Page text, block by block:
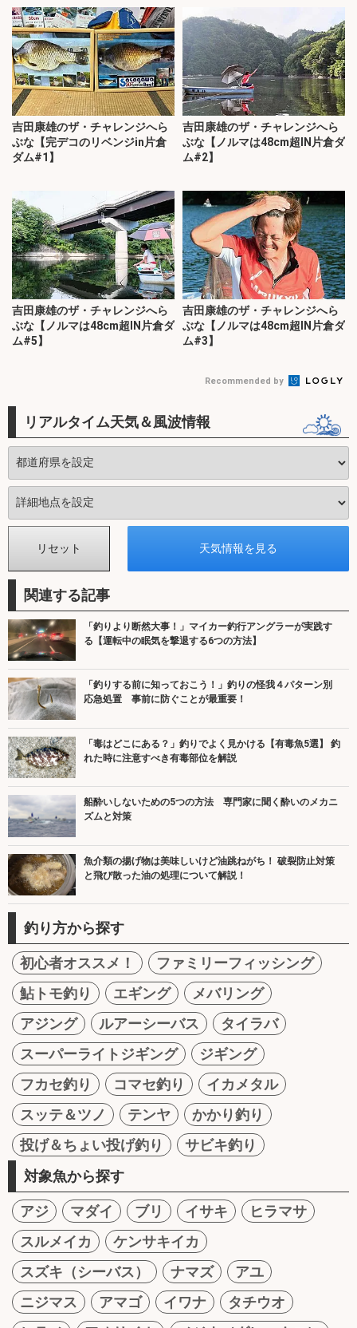
吉田康雄のザ・チャレンジへら
ぶな【完デコのリベンジin片倉
ダム#1】
吉田康雄のザ・チャレンジへら
ぶな【ノルマは48cm超IN片倉ダ
ム#2】
吉田康雄のザ・チャレンジへら
ぶな【ノルマは48cm超IN片倉ダ
ム#5】
吉田康雄のザ・チャレンジへら
ぶな【ノルマは48cm超IN片倉ダ
ム#3】
Recommended by
リアルタイム天気＆風波情報
関連する記事
「釣りより断然大事！」マイカー釣行アングラーが実践す
る【運転中の眠気を撃退する6つの方法】
「釣りする前に知っておこう！」釣りの怪我４パターン別
応急処置 事前に防ぐことが最重要！
「毒はどこにある？」釣りでよく見かける【有毒魚5選】 釣
れた時に注意すべき有毒部位を解説
船酔いしないための5つの方法 専門家に聞く酔いのメカニ
ズムと対策
魚介類の揚げ物は美味しいけど油跳ねがち！ 破裂防止対策
と飛び散った油の処理について解説！
釣り方から探す
初心者オススメ！
ファミリーフィッシング
鮎トモ釣り
エギング
メバリング
アジング
ルアーシーバス
タイラバ
スーパーライトジギング
ジギング
フカセ釣り
コマセ釣り
イカメタル
スッテ＆ツノ
テンヤ
かかり釣り
投げ＆ちょい投げ釣り
サビキ釣り
対象魚から探す
アジ マダイ ブリ イサキ
ヒラマサ
スルメイカ
ケンサキイカ
スズキ（シーバス）
ナマズ
アユ
ニジマス
アマゴ イワナ
タチウオ